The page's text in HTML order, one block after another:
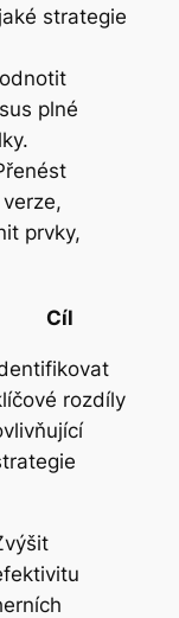
strategie
plné
prvky,
Cíl
rozdíly